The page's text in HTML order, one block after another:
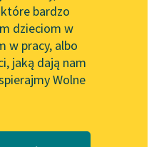
OAI-PMH
Widget Wolnych Lektur
Przypisy
Katalog w formacie PDF
bardzo
dzieciom w
w pracy, albo
jaką dają nam
Wolne
— Ach, dziecko,
dziecko, nie sądziłam,
że kiedyś w życiu...
Czytaj więcej